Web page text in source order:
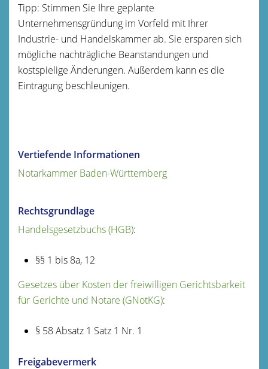
Tipp: Stimmen Sie Ihre geplante
Unternehmensgründung im Vorfeld mit Ihrer
Industrie- und Handelskammer ab. Sie ersparen sich
mögliche nachträgliche Beanstandungen und
kostspielige Änderungen. Außerdem kann es die
Eintragung beschleunigen.
Vertiefende Informationen
Notarkammer Baden-Württemberg
Rechtsgrundlage
Handelsgesetzbuchs (HGB):
§§ 1 bis 8a, 12
Gesetzes über Kosten der freiwilligen Gerichtsbarkeit
für Gerichte und Notare (GNotKG):
§ 58 Absatz 1 Satz 1 Nr. 1
Freigabevermerk